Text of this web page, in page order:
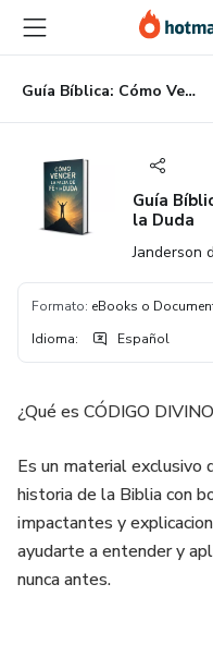
principal
página
de
página
Guía Bíblica: Cómo Vencer la Falta de Fe y la Duda
Guía
la Duda
Janderson
Formato: eBooks o
Idioma: Español
¿Qué es CÓDIGO
Es un material
historia de la Biblia con
impactantes y
ayudarte a entender y
nunca antes.